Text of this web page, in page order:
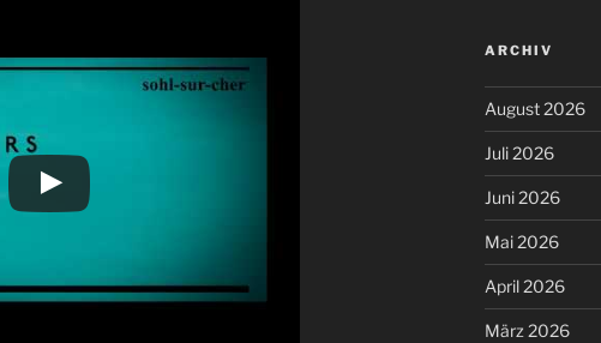
ARCHIV
August 2026
Juli 2026
Juni 2026
Mai 2026
April 2026
März 2026